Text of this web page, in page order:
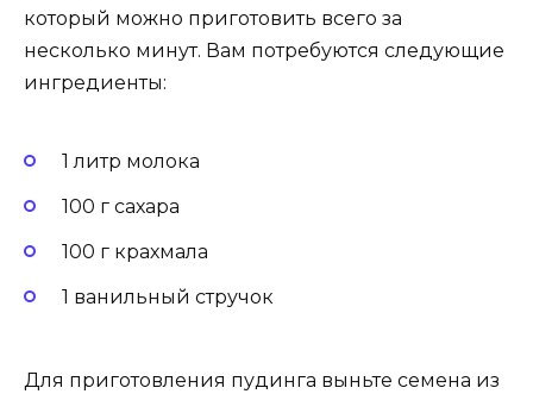
который можно приготовить всего за
несколько минут. Вам потребуются следующие
ингредиенты:
1 литр молока
100 г сахара
100 г крахмала
1 ванильный стручок
Для приготовления пудинга выньте семена из